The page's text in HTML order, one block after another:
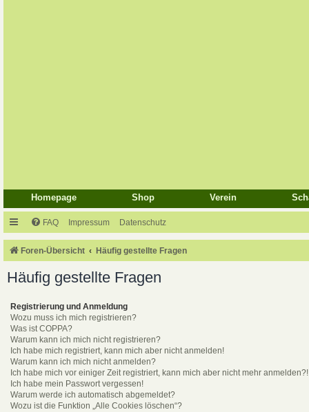
Homepage Shop Verein
FAQ Impressum Datenschutz
Foren-Übersicht Häufig gestellte Fragen
Häufig gestellte Fragen
Registrierung und Anmeldung
Wozu muss ich mich registrieren?
Was ist COPPA?
Warum kann ich mich nicht registrieren?
Ich habe mich registriert, kann mich aber nicht anmelden!
Warum kann ich mich nicht anmelden?
Ich habe mich vor einiger Zeit registriert, kann mich aber nicht mehr anmelden?!
Ich habe mein Passwort vergessen!
Warum werde ich automatisch abgemeldet?
Wozu ist die Funktion „Alle Cookies löschen“?